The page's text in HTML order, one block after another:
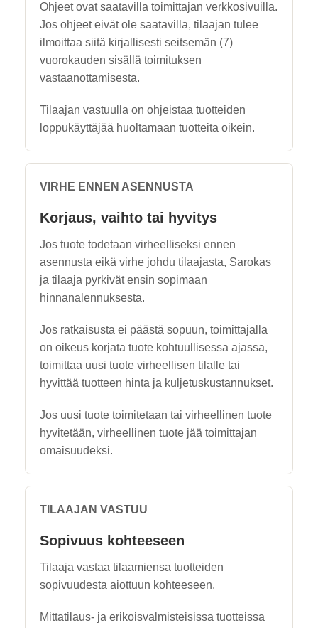
Ohjeet ovat saatavilla toimittajan verkkosivuilla.
Jos ohjeet eivät ole saatavilla, tilaajan tulee
ilmoittaa siitä kirjallisesti seitsemän (7)
vuorokauden sisällä toimituksen
vastaanottamisesta.
Tilaajan vastuulla on ohjeistaa tuotteiden
loppukäyttäjää huoltamaan tuotteita oikein.
VIRHE ENNEN ASENNUSTA
Korjaus, vaihto tai hyvitys
Jos tuote todetaan virheelliseksi ennen
asennusta eikä virhe johdu tilaajasta, Sarokas
ja tilaaja pyrkivät ensin sopimaan
hinnanalennuksesta.
Jos ratkaisusta ei päästä sopuun, toimittajalla
on oikeus korjata tuote kohtuullisessa ajassa,
toimittaa uusi tuote virheellisen tilalle tai
hyvittää tuotteen hinta ja kuljetuskustannukset.
Jos uusi tuote toimitetaan tai virheellinen tuote
hyvitetään, virheellinen tuote jää toimittajan
omaisuudeksi.
TILAAJAN VASTUU
Sopivuus kohteeseen
Tilaaja vastaa tilaamiensa tuotteiden
sopivuudesta aiottuun kohteeseen.
Mittatilaus- ja erikoisvalmisteisissa tuotteissa